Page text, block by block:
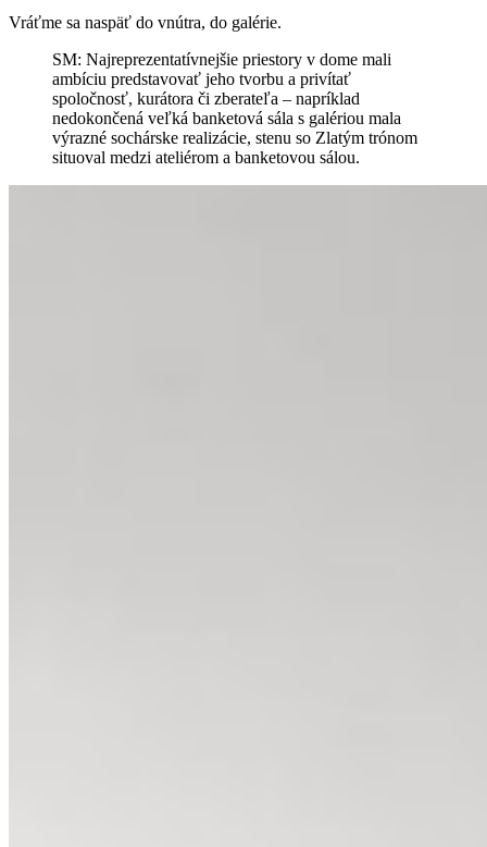
Vráťme sa naspäť do vnútra, do galérie.
SM: Najreprezentatívnejšie priestory v dome mali
ambíciu predstavovať jeho tvorbu a privítať
spoločnosť, kurátora či zberateľa – napríklad
nedokončená veľká banketová sála s galériou mala
výrazné sochárske realizácie, stenu so Zlatým trónom
situoval medzi ateliérom a banketovou sálou.